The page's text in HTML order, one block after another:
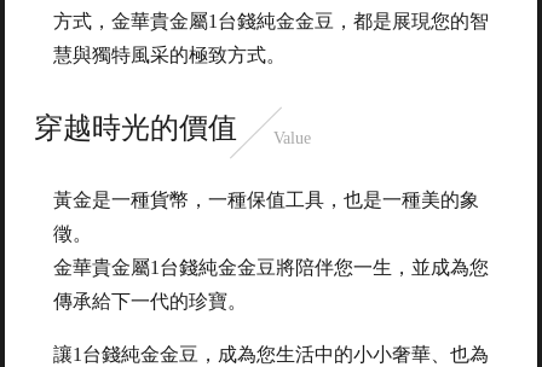
方式，金華貴金屬1台錢純金金豆，都是展現您的智
慧與獨特風采的極致方式。
穿越時光的價值 Value
黃金是一種貨幣，一種保值工具，也是一種美的象
徵。
金華貴金屬1台錢純金金豆將陪伴您一生，並成為您
傳承給下一代的珍寶。
讓1台錢純金金豆，成為您生活中的小小奢華、也為